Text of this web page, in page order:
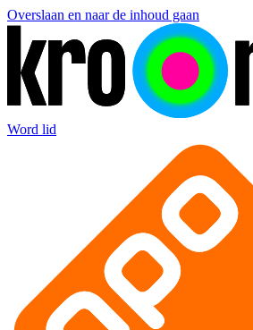
Overslaan en naar de inhoud gaan
Word lid